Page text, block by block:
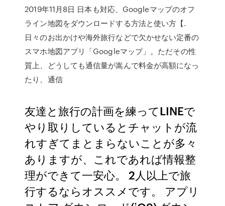
2019年11月8日 日本も対応、Googleマップのオフ
ライン地図をダウンロードする方法と使い方【.
日々のお出かけや海外旅行などで欠かせない定番の
スマホ地図アプリ「Googleマップ」。ただその性
質上、どうしても通信量が嵩んで料金が高額になっ
たり、通信
友達と旅行の計画を練ってLINEで
やり取りしているとチャットが流
れすぎてまとまらないことが多々
ありますが、これであれば情報整
理ができて一安心。 2人以上で旅
行するならオススメです。 アプリ